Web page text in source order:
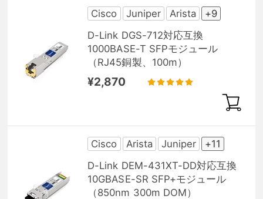
Cisco Juniper Arista
+9
D-Link DGS-712対応互換
1000BASE-T SFPモジュール
（RJ45銅製、100m）
¥2,870
Cisco Arista Juniper
+11
D-Link DEM-431XT-DD対応互換
10GBASE-SR SFP+モジュール
（850nm 300m DOM）